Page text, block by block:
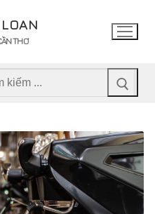
THƠ